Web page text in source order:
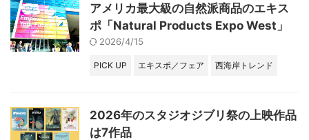
アメリカ最大級の自然派商品のエキス
ポ「Natural Products Expo West」
2026/4/15
PICK UP エキスポ／フェア 西海岸トレンド
2026年のスタジオジブリ祭の上映作品
は7作品